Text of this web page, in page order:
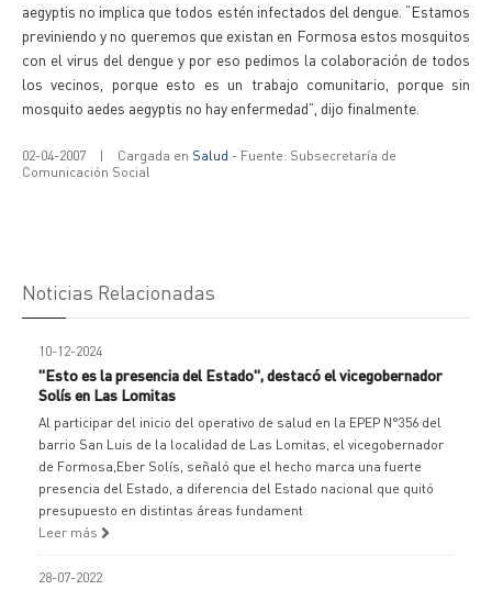
aegyptis no implica que todos estén infectados del dengue. “Estamos
previniendo y no queremos que existan en Formosa estos mosquitos
con el virus del dengue y por eso pedimos la colaboración de todos
los vecinos, porque esto es un trabajo comunitario, porque sin
mosquito aedes aegyptis no hay enfermedad”, dijo finalmente.
02-04-2007 | Cargada en Salud - Fuente: Subsecretaría de
Comunicación Social
Noticias Relacionadas
10-12-2024
"Esto es la presencia del Estado", destacó el vicegobernador
Solís en Las Lomitas
Al participar del inicio del operativo de salud en la EPEP N°356 del
barrio San Luis de la localidad de Las Lomitas, el vicegobernador
de Formosa,Eber Solís, señaló que el hecho marca una fuerte
presencia del Estado, a diferencia del Estado nacional que quitó
presupuesto en distintas áreas fundament
Leer más
28-07-2022